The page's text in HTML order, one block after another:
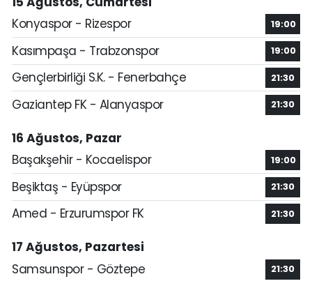
Konyaspor - Rizespor
19:00
Kasımpaşa - Trabzonspor 19:00
Gençlerbirliği S.K. - Fenerbahçe 21:30
Gaziantep FK - Alanyaspor 21:30
16 Ağustos, Pazar
Başakşehir - Kocaelispor
19:00
Beşiktaş - Eyüpspor 21:30
Amed - Erzurumspor FK 21:30
17 Ağustos, Pazartesi
Samsunspor - Göztepe
21:30